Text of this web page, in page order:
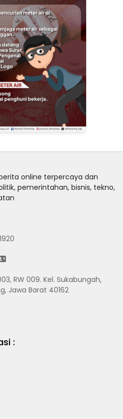
RW 009. Kel. Sukabungah,
Jawa Barat 40162
: